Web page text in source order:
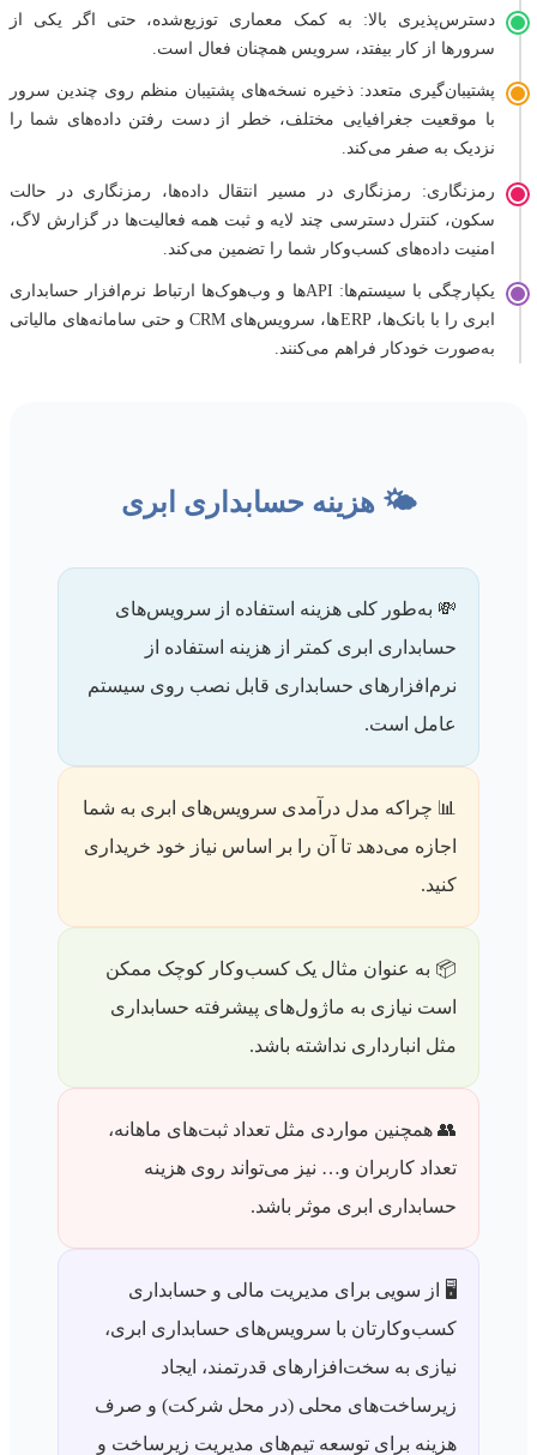
دسترس‌پذیری بالا: به کمک معماری توزیع‌شده، حتی اگر یکی از
سرورها از کار بیفتد، سرویس همچنان فعال است.
پشتیبان‌گیری متعدد: ذخیره نسخه‌های پشتیبان منظم روی چندین سرور
با موقعیت جغرافیایی مختلف، خطر از دست رفتن داده‌های شما را
نزدیک به صفر می‌کند.
رمزنگاری: رمزنگاری در مسیر انتقال داده‌ها، رمزنگاری در حالت
سکون، کنترل دسترسی چند لایه و ثبت همه فعالیت‌ها در گزارش لاگ،
امنیت داده‌های کسب‌وکار شما را تضمین می‌کند.
یکپارچگی با سیستم‌ها: APIها و وب‌هوک‌ها ارتباط نرم‌افزار حسابداری
ابری را با بانک‌ها، ERPها، سرویس‌های CRM و حتی سامانه‌های مالیاتی
به‌صورت خودکار فراهم می‌کنند.
🌤️ هزینه حسابداری ابری
💸 به‌طور کلی هزینه استفاده از سرویس‌های
حسابداری ابری کمتر از هزینه استفاده از
نرم‌افزارهای حسابداری قابل نصب روی سیستم
عامل است.
📊 چراکه مدل درآمدی سرویس‌های ابری به شما
اجازه می‌دهد تا آن را بر اساس نیاز خود خریداری
کنید.
📦 به عنوان مثال یک کسب‌وکار کوچک ممکن
است نیازی به ماژول‌های پیشرفته حسابداری
مثل انبارداری نداشته باشد.
👥 همچنین مواردی مثل تعداد ثبت‌های ماهانه،
تعداد کاربران و… نیز می‌تواند روی هزینه
حسابداری ابری موثر باشد.
🖥️ از سویی برای مدیریت مالی و حسابداری
کسب‌وکارتان با سرویس‌های حسابداری ابری،
نیازی به سخت‌افزارهای قدرتمند، ایجاد
زیرساخت‌های محلی (در محل شرکت) و صرف
هزینه برای توسعه تیم‌های مدیریت زیرساخت و